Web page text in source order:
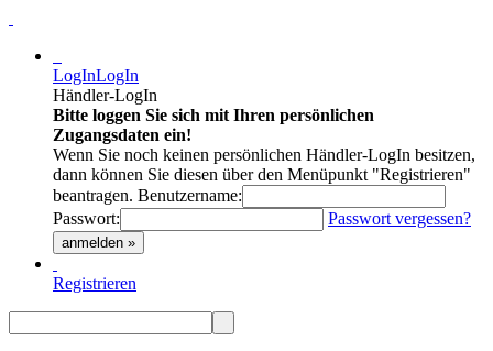
LogInLogIn
Händler-LogIn
Bitte loggen Sie sich mit Ihren persönlichen
Zugangsdaten ein!
Wenn Sie noch keinen persönlichen Händler-LogIn besitzen,
dann können Sie diesen über den Menüpunkt "Registrieren"
beantragen. Benutzername:
Passwort:
Passwort vergessen?
anmelden »
Registrieren